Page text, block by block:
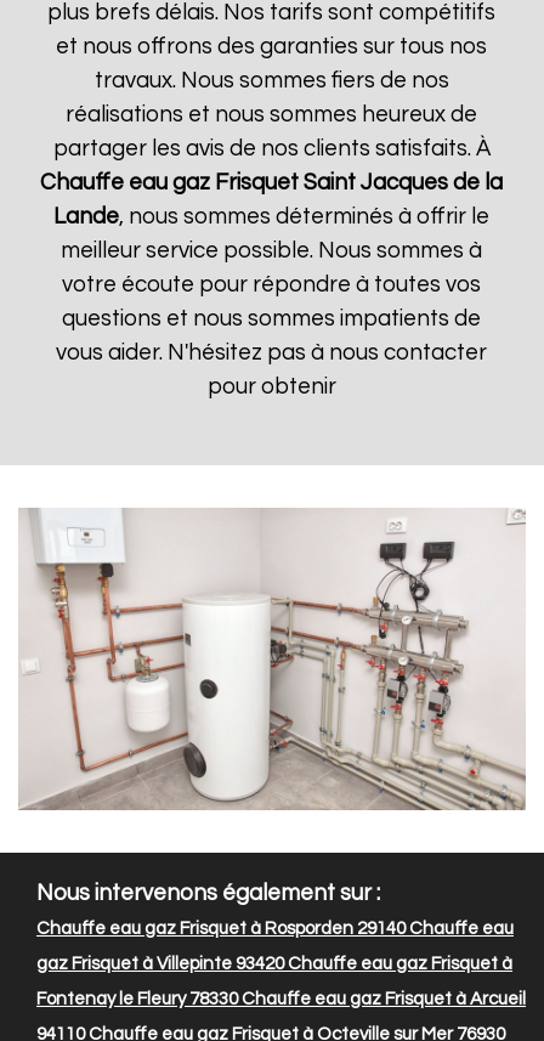
plus brefs délais. Nos tarifs sont compétitifs
et nous offrons des garanties sur tous nos
travaux. Nous sommes fiers de nos
réalisations et nous sommes heureux de
partager les avis de nos clients satisfaits. À
Chauffe eau gaz Frisquet Saint Jacques de la
Lande, nous sommes déterminés à offrir le
meilleur service possible. Nous sommes à
votre écoute pour répondre à toutes vos
questions et nous sommes impatients de
vous aider. N'hésitez pas à nous contacter
pour obtenir
Nous intervenons également sur :
Chauffe eau gaz Frisquet à Rosporden 29140Chauffe eau
gaz Frisquet à Villepinte 93420Chauffe eau gaz Frisquet à
Fontenay le Fleury 78330Chauffe eau gaz Frisquet à Arcueil
94110Chauffe eau gaz Frisquet à Octeville sur Mer 76930